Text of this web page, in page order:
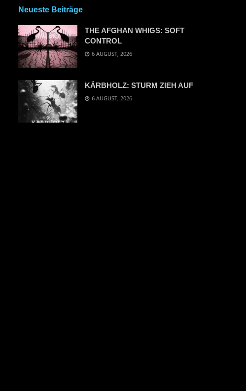
Neueste Beiträge
THE AFGHAN WHIGS: SOFT
CONTROL
6 AUGUST, 2026
KÄRBHOLZ: STURM ZIEH AUF
6 AUGUST, 2026